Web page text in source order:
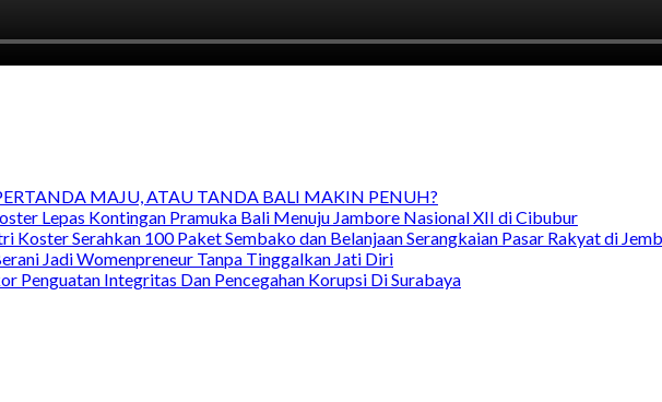
MAJU, ATAU TANDA BALI MAKIN PENUH?
Lepas Kontingan Pramuka Bali Menuju Jambore Nasional XII di Cibubur
Koster Serahkan 100 Paket Sembako dan Belanjaan Serangkaian Pasar Rakyat di
Jadi Womenpreneur Tanpa Tinggalkan Jati Diri
Penguatan Integritas Dan Pencegahan Korupsi Di Surabaya